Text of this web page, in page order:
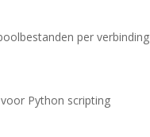
per verbinding
Python scripting